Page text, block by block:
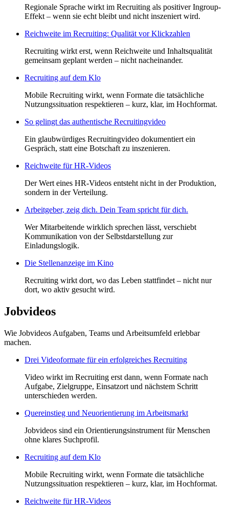
Regionale Sprache wirkt im Recruiting als positiver Ingroup-
Effekt – wenn sie echt bleibt und nicht inszeniert wird.
Reichweite im Recruiting: Qualität vor Klickzahlen
Recruiting wirkt erst, wenn Reichweite und Inhaltsqualität
gemeinsam geplant werden – nicht nacheinander.
Recruiting auf dem Klo
Mobile Recruiting wirkt, wenn Formate die tatsächliche
Nutzungssituation respektieren – kurz, klar, im Hochformat.
So gelingt das authentische Recruitingvideo
Ein glaubwürdiges Recruitingvideo dokumentiert ein
Gespräch, statt eine Botschaft zu inszenieren.
Reichweite für HR-Videos
Der Wert eines HR-Videos entsteht nicht in der Produktion,
sondern in der Verteilung.
Arbeitgeber, zeig dich. Dein Team spricht für dich.
Wer Mitarbeitende wirklich sprechen lässt, verschiebt
Kommunikation von der Selbstdarstellung zur
Einladungslogik.
Die Stellenanzeige im Kino
Recruiting wirkt dort, wo das Leben stattfindet – nicht nur
dort, wo aktiv gesucht wird.
Jobvideos
Wie Jobvideos Aufgaben, Teams und Arbeitsumfeld erlebbar
machen.
Drei Videoformate für ein erfolgreiches Recruiting
Video wirkt im Recruiting erst dann, wenn Formate nach
Aufgabe, Zielgruppe, Einsatzort und nächstem Schritt
unterschieden werden.
Quereinstieg und Neuorientierung im Arbeitsmarkt
Jobvideos sind ein Orientierungsinstrument für Menschen
ohne klares Suchprofil.
Recruiting auf dem Klo
Mobile Recruiting wirkt, wenn Formate die tatsächliche
Nutzungssituation respektieren – kurz, klar, im Hochformat.
Reichweite für HR-Videos